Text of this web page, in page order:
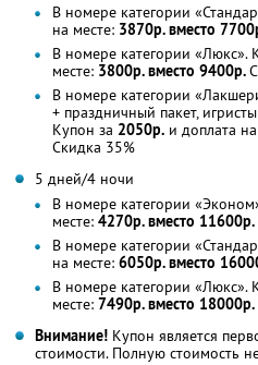
В номере категории
на месте: 3870р. вместо
В номере категории «Люкс».
месте: 3800р. вместо 9400р.
В номере категории
+ праздничный пакет,
Купон за 2050р. и доплата
Скидка 35%
5 дней/4 ночи
В номере категории
месте: 4270р. вместо 11600р.
В номере категории
на месте: 6050р. вместо
В номере категории «Люкс».
месте: 7490р. вместо 18000р.
Внимание! Купон является
стоимости. Полную стоимость